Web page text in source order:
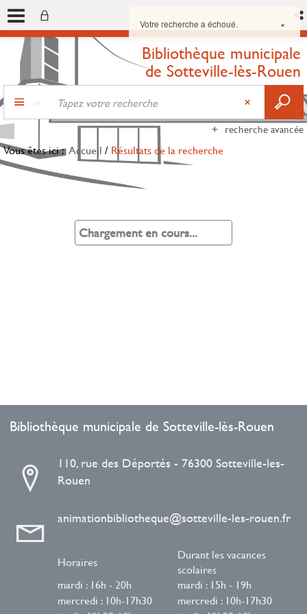
Bibliothèque municipale
de Sotteville-lès-Rouen
recherche avancée
Vous êtes ici : Accueil / Résultats de la recherche
Chargement en cours...
Bibliothèque municipale de Sotteville-lès-Rouen
110, rue des Déportés - 76300 Sotteville-les-
Rouen
animationbibliotheque@sotteville-les-rouen.fr
Horaires
Durant les vacances
scolaires
mardi : 16h - 20h
mardi : 15h - 19h
mercredi : 10h-17h30
mercredi : 10h-17h30
×
Votre recherche a échoué.